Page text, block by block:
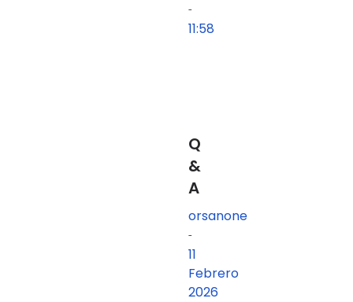
-
11:58
Q
&
A
orsanone
-
11
Febrero
2026